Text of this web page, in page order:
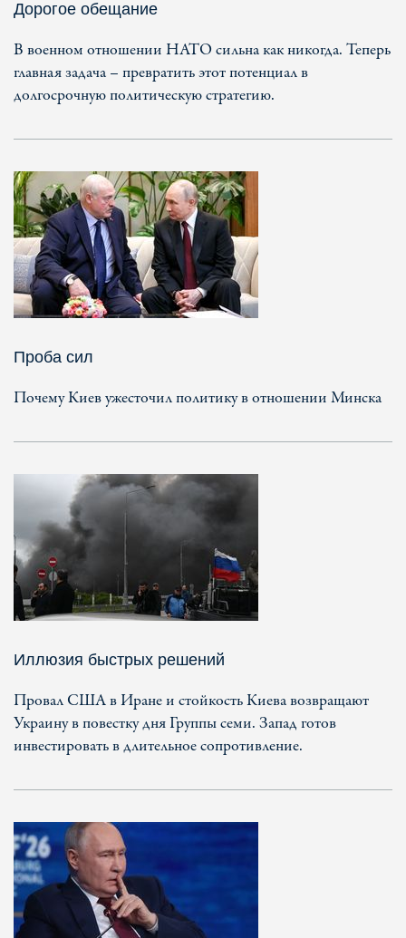
Дорогое обещание
В военном отношении НАТО сильна как никогда. Теперь
главная задача – превратить этот потенциал в
долгосрочную политическую стратегию.
Проба сил
Почему Киев ужесточил политику в отношении Минска
Иллюзия быстрых решений
Провал США в Иране и стойкость Киева возвращают
Украину в повестку дня Группы семи. Запад готов
инвестировать в длительное сопротивление.